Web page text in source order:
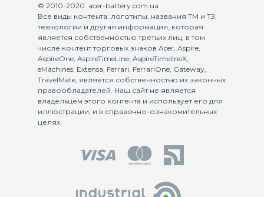
© 2010-2020. acer-battery.com.ua
Все виды контента: логотипы, названия ТМ и ТЗ,
технологии и другая информация, которая
является собственностью третьих лиц, в том
числе контент торговых знаков Acer, Aspire,
AspireOne, AspireTimeLine, AspireTimelineX,
eMachines, Extensa, Ferrari, FerrariOne, Gateway,
TravelMate, является собственностью их законных
правообладателей. Наш сайт не является
владельцем этого контента и использует его для
иллюстрации, и в справочно-ознакомительных
целях.